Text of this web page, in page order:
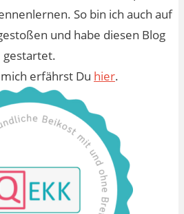
So bin ich auch auf
und habe diesen Blog
gestartet.
erfährst Du hier.